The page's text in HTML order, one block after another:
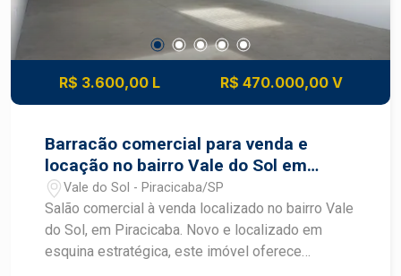
R$ 3.600,00 L R$ 470.000,00 V
Barracão comercial para venda e
locação no bairro Vale do Sol em
Piracicaba
Vale do Sol - Piracicaba/SP
Salão comercial à venda localizado no bairro Vale
do Sol, em Piracicaba. Novo e localizado em
esquina estratégica, este imóvel oferece